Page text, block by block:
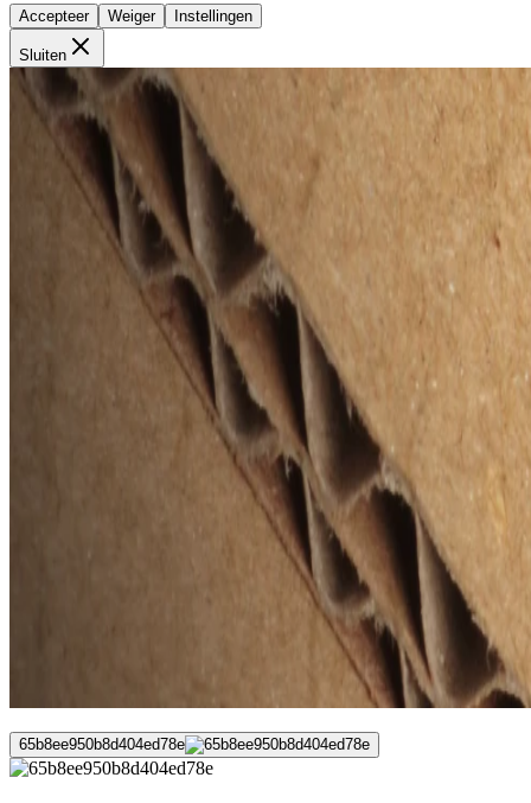
Accepteer Weiger Instellingen
Sluiten
65b8ee950b8d404ed78e